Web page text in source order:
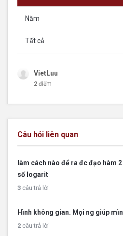
Năm
Tất cả
VietLuu
2 điểm
Câu hỏi liên quan
làm cách nào để ra đc đạo hàm
số logarit
3 câu trả lời
Hình không gian. Mọi ng giúp
2 câu trả lời